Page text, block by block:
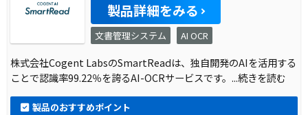
製品詳細をみる
文書管理システム AI OCR
株式会社Cogent LabsのSmartReadは、独自開発のAIを活用する
ことで認識率99.22％を誇るAI-OCRサービスです。...続きを読む
製品のおすすめポイント